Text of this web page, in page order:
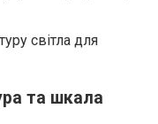
та шкала